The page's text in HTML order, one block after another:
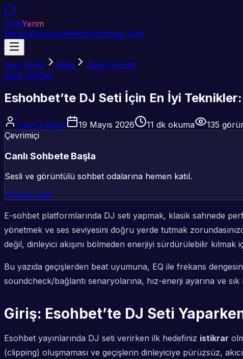
ChatYerim
BlogHakkımızdaİletişimSohbete Katıl
Ana Sayfa Blog
Sesli Sohbet
Sesli Sohbet
Eshohbet’te DJ Seti İçin En İyi
Yasin Kaplan 19 Mayıs 2026 11 dk okuma 135
Çevrimiçi
Canlı Sohbete Başla
Sesli ve görüntülü sohbet odalarına hemen katıl.
Hemen Katıl
E-sohbet platformlarında DJ seti yapmak, klasik sahnede
yönetmek ve ses seviyesini doğru yerde tutmak
değil, dinleyici akışını bölmeden enerjiyi sürdürülebilir kılmak
Bu yazıda geçişlerden beat uyumuna, EQ ile frekans
soundcheck/bağlantı senaryolarına, hız-enerji ayarına ve sık
Giriş: Esohbet’te DJ Seti
Esohbet yayınlarında DJ seti verirken ilk hedefiniz istikrar
(clipping) oluşmaması ve geçişlerin dinleyiciye pürüzsüz,